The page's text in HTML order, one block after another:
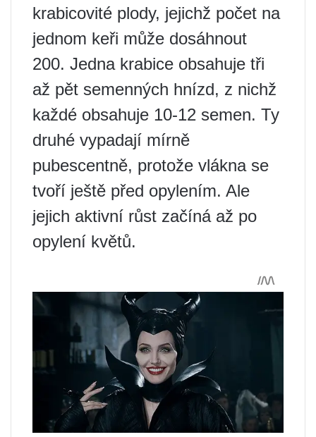
krabicovité plody, jejichž počet na
jednom keři může dosáhnout
200. Jedna krabice obsahuje tři
až pět semenných hnízd, z nichž
každé obsahuje 10-12 semen. Ty
druhé vypadají mírně
pubescentně, protože vlákna se
tvoří ještě před opylením. Ale
jejich aktivní růst začíná až po
opylení květů.